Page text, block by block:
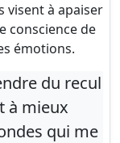
visent à apaiser
conscience de
émotions.
du recul
à mieux
qui me